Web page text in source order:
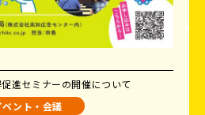
進セミナーの開催について
ベント・会議